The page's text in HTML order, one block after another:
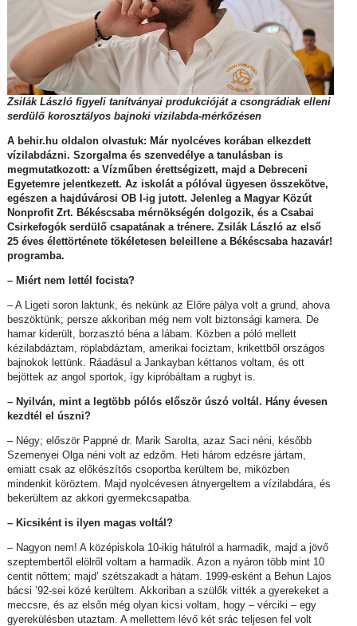
Zsilák László figyeli tanítványai produkcióját a csongrádiak elleni
serdülő korosztályos bajnoki vízilabda-mérkőzésen
A behir.hu oldalon olvastuk: Már nyolcéves korában elkezdett
vízilabdázni. Szorgalma és szenvedélye a tanulásban is
megmutatkozott: a Vízműben érettségizett, majd a Debreceni
Egyetemre jelentkezett. Az iskolát a pólóval ügyesen összekötve,
egészen a hajdúvárosi OB I-ig jutott. Jelenleg a Magyar Közút
Nonprofit Zrt. Békéscsaba mérnökségén dolgozik, és a Csabai
Csirkefogók serdülő csapatának a trénere. Zsilák László az első
25 éves élettörténete tökéletesen beleillene a Békéscsaba hazavár!
programba.
– Miért nem lettél focista?
– A Ligeti soron laktunk, és nekünk az Előre pálya volt a grund, ahova
beszöktünk; persze akkoriban még nem volt biztonsági kamera. De
hamar kiderült, borzasztó béna a lábam. Közben a póló mellett
kézilabdáztam, röplabdáztam, amerikai fociztam, krikettből országos
bajnokok lettünk. Ráadásul a Jankayban kéttanos voltam, és ott
bejöttek az angol sportok, így kipróbáltam a rugbyt is.
– Nyilván, mint a legtöbb pólós először úszó voltál. Hány évesen
kezdtél el úszni?
– Négy; először Pappné dr. Marik Sarolta, azaz Saci néni, később
Szemenyei Olga néni volt az edzőm. Heti három edzésre jártam,
emiatt csak az előkészítős csoportba kerültem be, miközben
mindenkit köröztem. Majd nyolcévesen átnyergeltem a vízilabdára, és
bekerültem az akkori gyermekcsapatba.
– Kicsiként is ilyen magas voltál?
– Nagyon nem! A középiskola 10-ikig hátulról a harmadik, majd a jövő
szeptembertől elölről voltam a harmadik. Azon a nyáron több mint 10
centit nőttem; majd’ szétszakadt a hátam. 1999-esként a Behun Lajos
bácsi ’92-sei közé kerültem. Akkoriban a szülők vitték a gyerekeket a
meccsre, és az elsőn még olyan kicsi voltam, hogy – vérciki – egy
gyerekülésben utaztam. A mellettem lévő két srác teljesen fel volt